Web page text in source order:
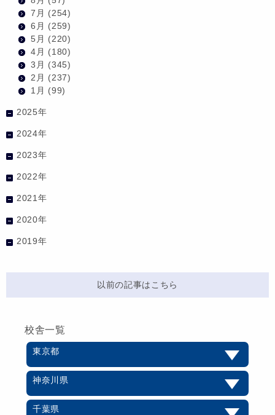
7月 (254)
6月 (259)
5月 (220)
4月 (180)
3月 (345)
2月 (237)
1月 (99)
2025年
2024年
2023年
2022年
2021年
2020年
2019年
以前の記事はこちら
校舎一覧
東京都
神奈川県
千葉県